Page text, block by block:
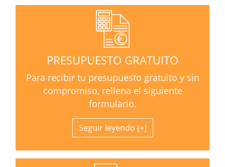
PRESUPUESTO GRATUITO
Para recibir tu presupuesto gratuito y sin
compromiso, rellena el siguiente
formulario.
Seguir leyendo